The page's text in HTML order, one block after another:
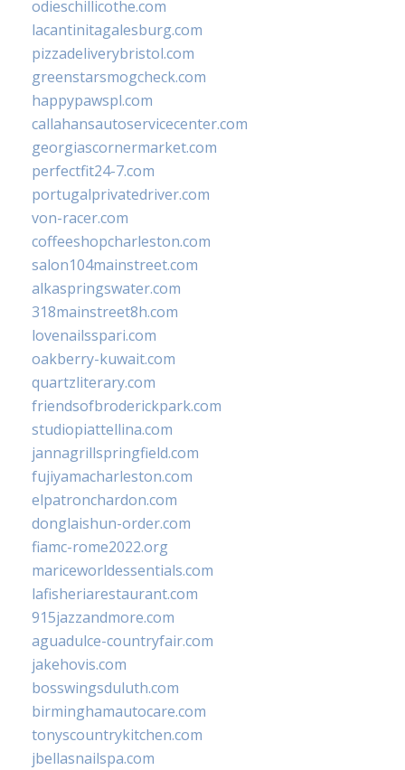
odieschillicothe.com
lacantinitagalesburg.com
pizzadeliverybristol.com
greenstarsmogcheck.com
happypawspl.com
callahansautoservicecenter.com
georgiascornermarket.com
perfectfit24-7.com
portugalprivatedriver.com
von-racer.com
coffeeshopcharleston.com
salon104mainstreet.com
alkaspringswater.com
318mainstreet8h.com
lovenailsspari.com
oakberry-kuwait.com
quartzliterary.com
friendsofbroderickpark.com
studiopiattellina.com
jannagrillspringfield.com
fujiyamacharleston.com
elpatronchardon.com
donglaishun-order.com
fiamc-rome2022.org
mariceworldessentials.com
lafisheriarestaurant.com
915jazzandmore.com
aguadulce-countryfair.com
jakehovis.com
bosswingsduluth.com
birminghamautocare.com
tonyscountrykitchen.com
jbellasnailspa.com